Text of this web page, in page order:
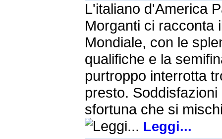
L'italiano d'America
Morganti ci racconta
Mondiale, con le
qualifiche e la
purtroppo interrotta
presto. Soddisfazioni
sfortuna che si
Leggi...